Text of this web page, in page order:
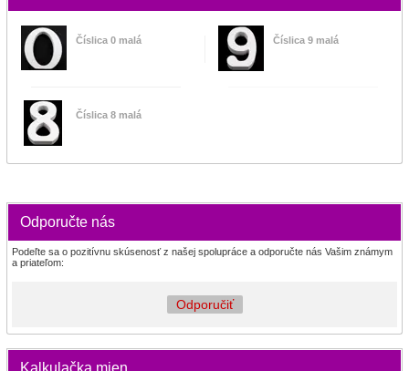
Číslica 0 malá Číslica 9 malá
Číslica 8 malá
Odporučte nás
Podeľte sa o pozitívnu skúsenosť z našej spolupráce a odporučte nás Vašim známym
a priateľom:
Odporučiť